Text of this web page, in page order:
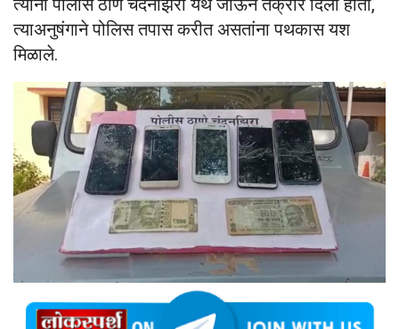
त्यांनी पोलीस ठाणे चंदनझिरा येथे जाऊन तक्रार दिली होती,
त्याअनुषंगाने पोलिस तपास करीत असतांना पथकास यश
मिळाले.